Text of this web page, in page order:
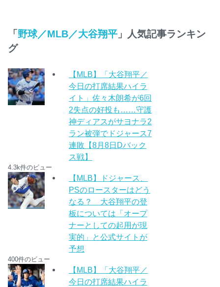
「 野球／MLB／大谷翔平 」人気記事ランキン
グ
【MLB】「大谷翔平／
今日の打席結果ハイラ
イト」佐々木朗希が6回
2失点の好投も……守護
神ディアスがサヨナラ2
ラン被弾でドジャース7
連敗【8月8日Dバック
ス戦】
4.3k件のビュー
【MLB】ドジャース、
PSのロースターはどう
なる？ 大谷翔平の登
板については「オープ
ナーとしての起用が現
実的」と公式サイトが
予想
400件のビュー
【MLB】「大谷翔平／
今日の打席結果ハイラ